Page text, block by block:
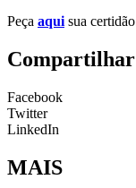
Peça aqui sua
Compartilhar
Facebook
Twitter
LinkedIn
MAIS